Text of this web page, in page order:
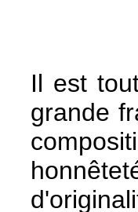
Il est
grande